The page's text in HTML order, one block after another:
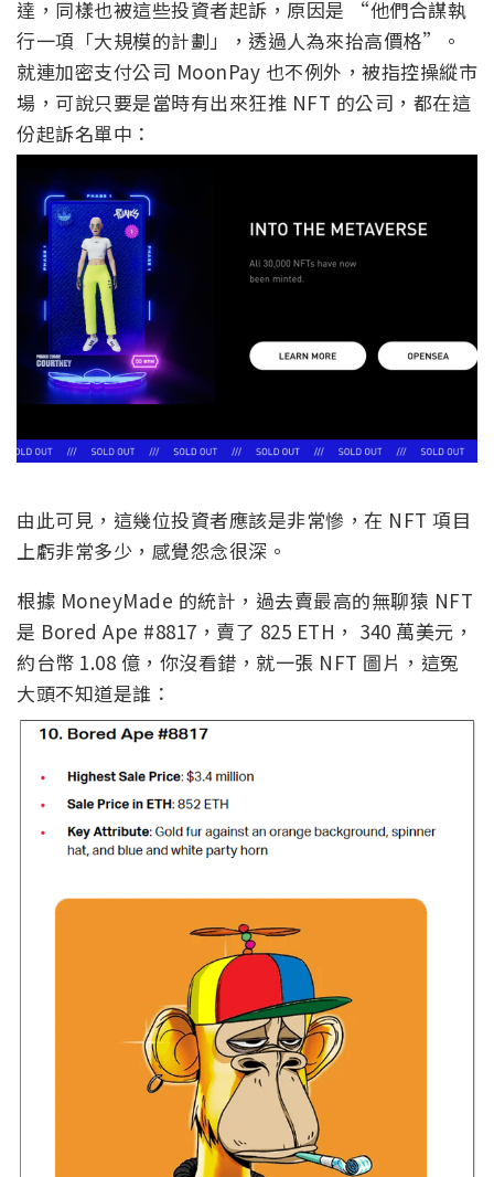
達，同樣也被這些投資者起訴，原因是 “他們合謀執
行一項「大規模的計劃」，透過人為來抬高價格”。
就連加密支付公司 MoonPay 也不例外，被指控操縱市
場，可說只要是當時有出來狂推 NFT 的公司，都在這
份起訴名單中：
由此可見，這幾位投資者應該是非常慘，在 NFT 項目
上虧非常多少，感覺怨念很深。
根據 MoneyMade 的統計，過去賣最高的無聊猿 NFT
是 Bored Ape #8817，賣了 825 ETH， 340 萬美元，
約台幣 1.08 億，你沒看錯，就一張 NFT 圖片，這冤
大頭不知道是誰：